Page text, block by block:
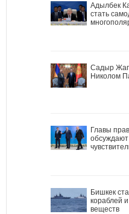
Адылбек
стать
Садыр
Николом
Главы
Бишкек
кораблей
веществ